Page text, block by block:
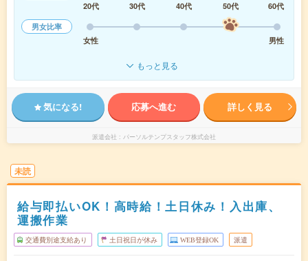
20代
30代 40代 50代
60代
男女比率
女性
男性
もっと見る
気になる! 応募へ進む 詳しく見る
派遣会社 パーソルテンプスタッフ株式会社
未読
給与即払いOK！高時給！土日休み！入出庫、
運搬作業
交通費別途支給あり 土日祝日が休み WEB登録OK 派遣